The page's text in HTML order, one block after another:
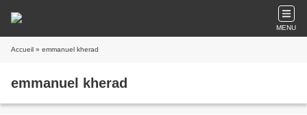
MENU
Accueil » emmanuel kherad
emmanuel kherad